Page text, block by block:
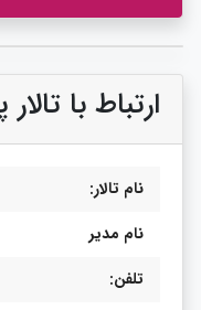
ارتباط با
نام تالار:
نام مدیر
تلفن: